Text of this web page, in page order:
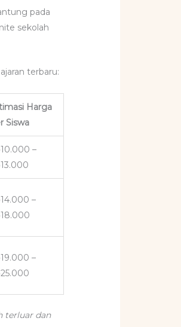
pada
sekolah
terbaru:
Harga
Siswa
–
–
–
terluar dan